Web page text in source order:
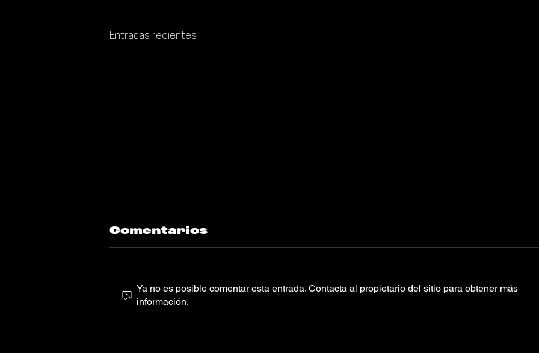
Entradas recientes
Comentarios
Ya no es posible comentar esta entrada. Contacta al propietario del sitio para obtener más
información.